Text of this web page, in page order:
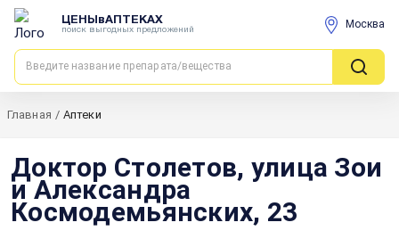
ЦЕНЫвАПТЕКАХ
поиск выгодных предложений Москва
Главная / Аптеки
Доктор Столетов, улица Зои
и Александра
Космодемьянских, 23